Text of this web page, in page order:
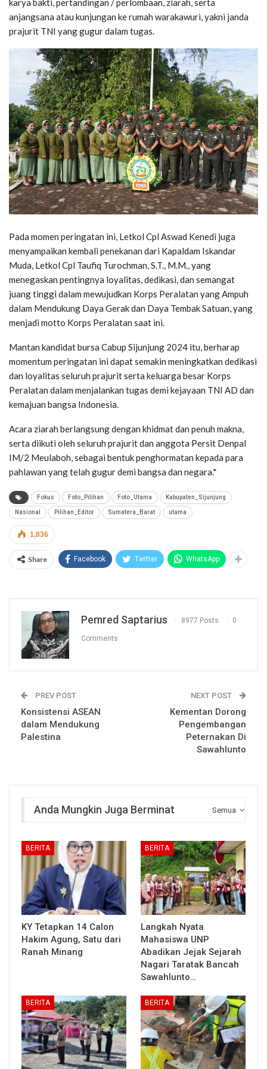
karya bakti, pertandingan / perlombaan, ziarah, serta
anjangsana atau kunjungan ke rumah warakawuri, yakni janda
prajurit TNI yang gugur dalam tugas.
Pada momen peringatan ini, Letkol Cpl Aswad Kenedi juga
menyampaikan kembali penekanan dari Kapaldam Iskandar
Muda, Letkol Cpl Taufiq Turochman, S.T., M.M., yang
menegaskan pentingnya loyalitas, dedikasi, dan semangat
juang tinggi dalam mewujudkan Korps Peralatan yang Ampuh
dalam Mendukung Daya Gerak dan Daya Tembak Satuan, yang
menjadi motto Korps Peralatan saat ini.
Mantan kandidat bursa Cabup Sijunjung 2024 itu, berharap
momentum peringatan ini dapat semakin meningkatkan dedikasi
dan loyalitas seluruh prajurit serta keluarga besar Korps
Peralatan dalam menjalankan tugas demi kejayaan TNI AD dan
kemajuan bangsa Indonesia.
Acara ziarah berlangsung dengan khidmat dan penuh makna,
serta diikuti oleh seluruh prajurit dan anggota Persit Denpal
IM/2 Meulaboh, sebagai bentuk penghormatan kepada para
pahlawan yang telah gugur demi bangsa dan negara.*
Fokus Foto_Pilihan Foto_Utama Kabupaten_Sijunjung
Nasional Pilihan_Editor Sumatera_Barat utama
1,836
Share Facebook Twitter WhatsApp
Pemred Saptarius 8977 Posts 0
Comments
PREV POST
Konsistensi ASEAN
dalam Mendukung
Palestina
NEXT POST
Kementan Dorong
Pengembangan
Peternakan Di
Sawahlunto
Semua
Anda Mungkin Juga Berminat
BERITA
KY Tetapkan 14 Calon
Hakim Agung, Satu dari
Ranah Minang
BERITA
Langkah Nyata
Mahasiswa UNP
Abadikan Jejak Sejarah
Nagari Taratak Bancah
Sawahlunto…
BERITA BERITA